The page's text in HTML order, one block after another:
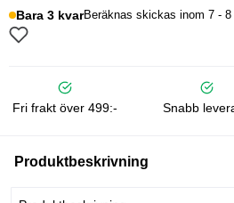
Bara 3 kvarBeräknas skickas inom 7 - 8
Fri frakt över 499:- Snabb
Produktbeskrivning